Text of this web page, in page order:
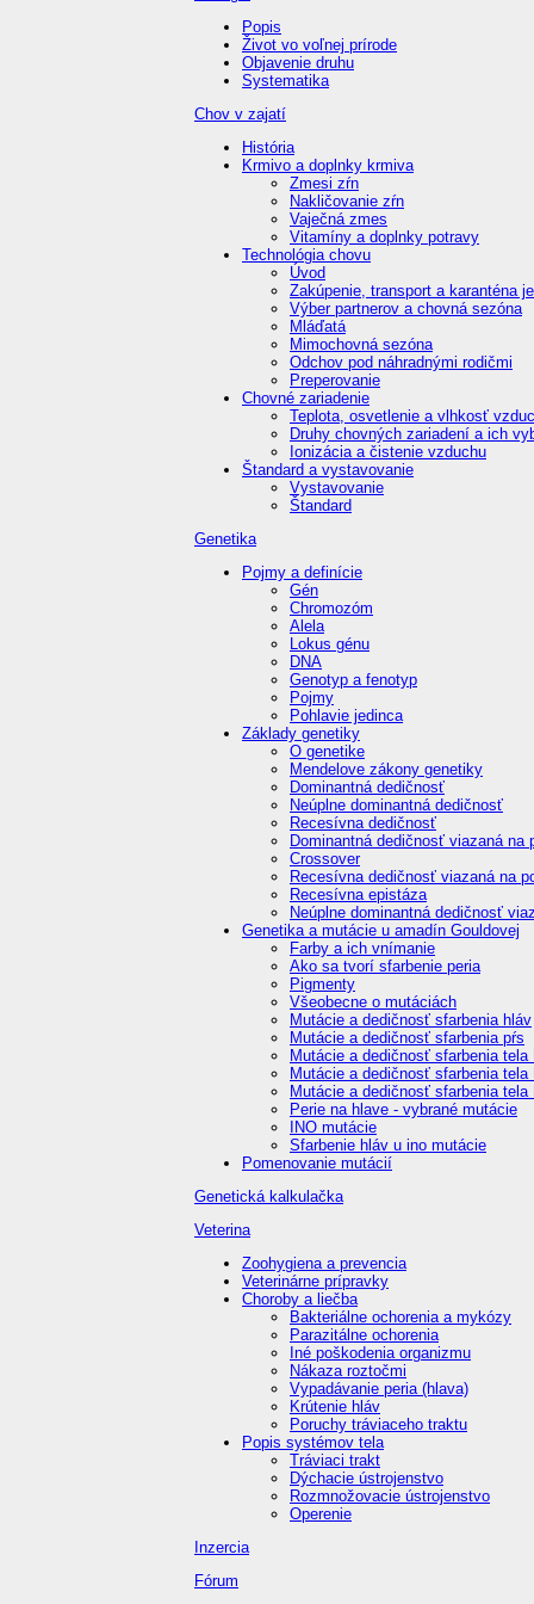
Popis
Život vo voľnej prírode
Objavenie druhu
Systematika
Chov v zajatí
História
Krmivo a doplnky krmiva
Zmesi zŕn
Nakličovanie zŕn
Vaječná zmes
Vitamíny a doplnky potravy
Technológia chovu
Úvod
Zakúpenie, transport a karanténa
Výber partnerov a chovná sezóna
Mláďatá
Mimochovná sezóna
Odchov pod náhradnými rodičmi
Preperovanie
Chovné zariadenie
Teplota, osvetlenie a vlhkosť
Druhy chovných zariadení a ich
Ionizácia a čistenie vzduchu
Štandard a vystavovanie
Vystavovanie
Štandard
Genetika
Pojmy a definície
Gén
Chromozóm
Alela
Lokus génu
DNA
Genotyp a fenotyp
Pojmy
Pohlavie jedinca
Základy genetiky
O genetike
Mendelove zákony genetiky
Dominantná dedičnosť
Neúplne dominantná dedičnosť
Recesívna dedičnosť
Dominantná dedičnosť viazaná na
Crossover
Recesívna dedičnosť viazaná na
Recesívna epistáza
Neúplne dominantná dedičnosť
Genetika a mutácie u amadín Gouldovej
Farby a ich vnímanie
Ako sa tvorí sfarbenie peria
Pigmenty
Všeobecne o mutáciách
Mutácie a dedičnosť sfarbenia hláv
Mutácie a dedičnosť sfarbenia pŕs
Mutácie a dedičnosť sfarbenia tela
Mutácie a dedičnosť sfarbenia tela
Mutácie a dedičnosť sfarbenia tela
Perie na hlave - vybrané mutácie
INO mutácie
Sfarbenie hláv u ino mutácie
Pomenovanie mutácií
Genetická kalkulačka
Veterina
Zoohygiena a prevencia
Veterinárne prípravky
Choroby a liečba
Bakteriálne ochorenia a mykózy
Parazitálne ochorenia
Iné poškodenia organizmu
Nákaza roztočmi
Vypadávanie peria (hlava)
Krútenie hláv
Poruchy tráviaceho traktu
Popis systémov tela
Tráviaci trakt
Dýchacie ústrojenstvo
Rozmnožovacie ústrojenstvo
Operenie
Inzercia
Fórum